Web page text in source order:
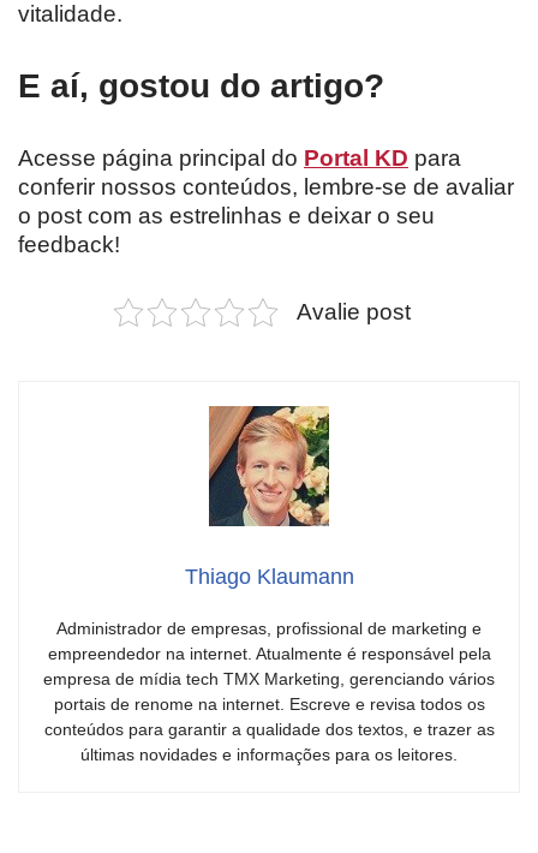
vitalidade.
E aí, gostou do artigo?
Acesse página principal do Portal KD para
conferir nossos conteúdos, lembre-se de avaliar
o post com as estrelinhas e deixar o seu
feedback!
Avalie post
Thiago Klaumann
Administrador de empresas, profissional de marketing e
empreendedor na internet. Atualmente é responsável pela
empresa de mídia tech TMX Marketing, gerenciando vários
portais de renome na internet. Escreve e revisa todos os
conteúdos para garantir a qualidade dos textos, e trazer as
últimas novidades e informações para os leitores.